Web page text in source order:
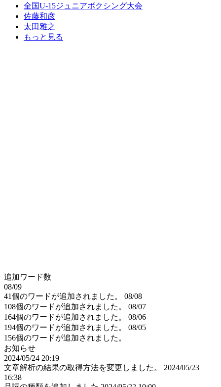
全国U-15ジュニアボクシング大会
佐藤和彦
太田雅之
もっと見る
追加ワード数
08/09
41個のワードが追加されました。
08/08
108個のワードが追加されました。
08/07
164個のワードが追加されました。
08/06
194個のワードが追加されました。
08/05
156個のワードが追加されました。
お知らせ
2024/05/24 20:19
文章解析の結果の取得方法を変更しました。
2024/05/23
16:38